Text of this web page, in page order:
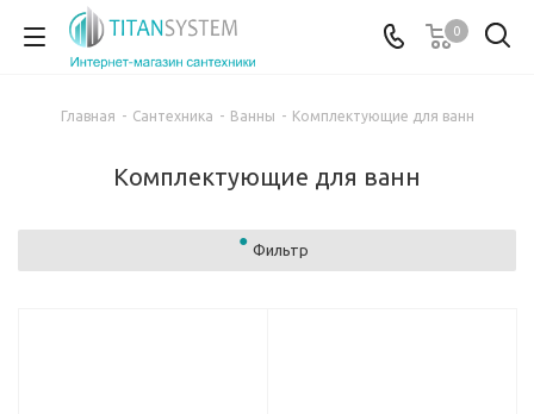
0
Главная - Сантехника - Ванны - Комплектующие для ванн
Комплектующие для ванн
Фильтр